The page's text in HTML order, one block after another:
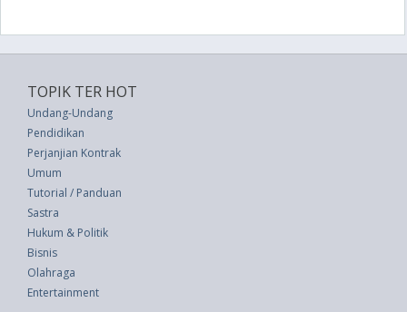
TOPIK TER HOT
Undang-Undang
Pendidikan
Perjanjian Kontrak
Umum
Tutorial / Panduan
Sastra
Hukum & Politik
Bisnis
Olahraga
Entertainment